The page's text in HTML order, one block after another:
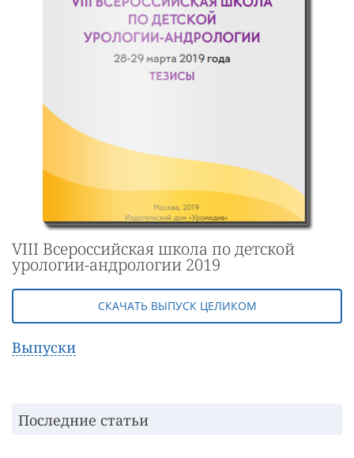
VIII Всероссийская школа по детской
урологии-андрологии 2019
СКАЧАТЬ ВЫПУСК ЦЕЛИКОМ
Выпуски
Последние статьи